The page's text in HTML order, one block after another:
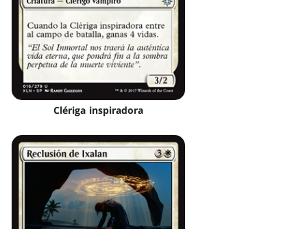
Clériga inspiradora